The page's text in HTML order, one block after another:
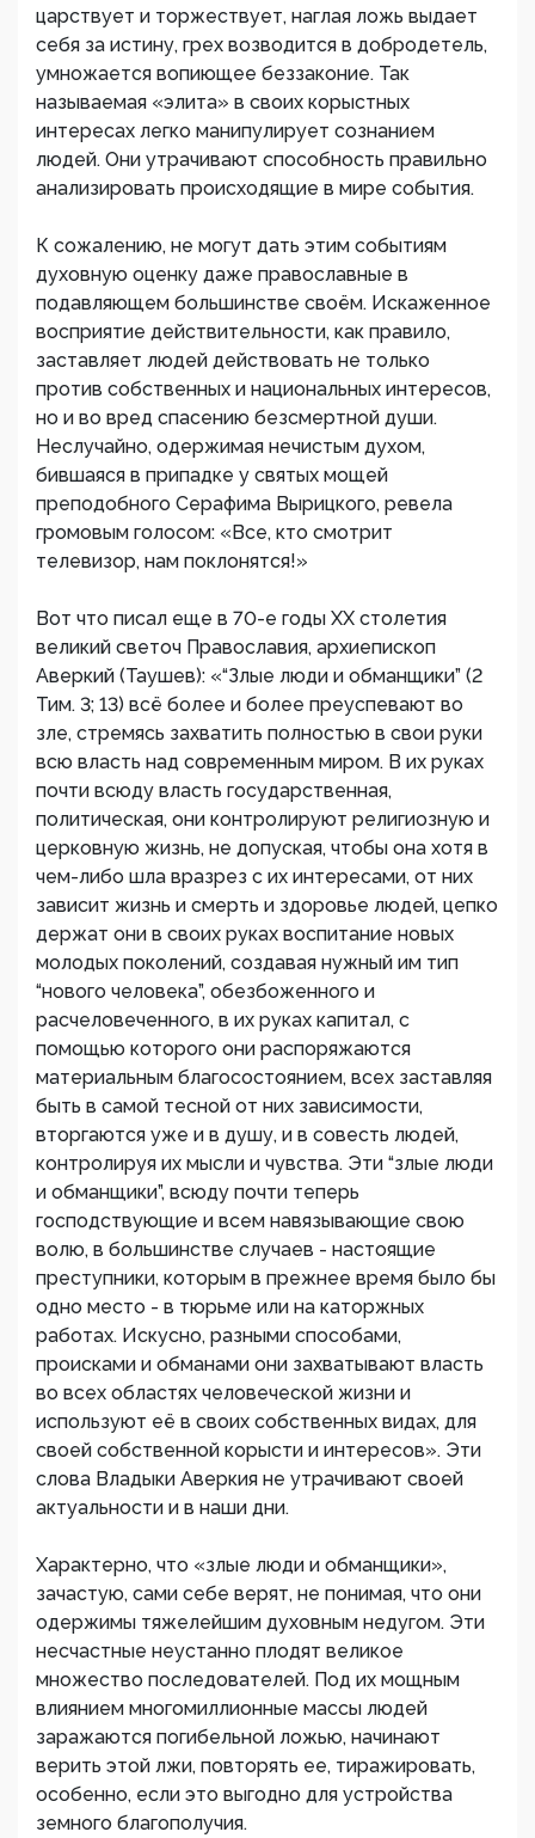
царствует и торжествует, наглая ложь выдает
себя за истину, грех возводится в добродетель,
умножается вопиющее беззаконие. Так
называемая «элита» в своих корыстных
интересах легко манипулирует сознанием
людей. Они утрачивают способность правильно
анализировать происходящие в мире события.
К сожалению, не могут дать этим событиям
духовную оценку даже православные в
подавляющем большинстве своём. Искаженное
восприятие действительности, как правило,
заставляет людей действовать не только
против собственных и национальных интересов,
но и во вред спасению безсмертной души.
Неслучайно, одержимая нечистым духом,
бившаяся в припадке у святых мощей
преподобного Серафима Вырицкого, ревела
громовым голосом: «Все, кто смотрит
телевизор, нам поклонятся!»
Вот что писал еще в 70-е годы ХХ столетия
великий светоч Православия, архиепископ
Аверкий (Таушев): «“Злые люди и обманщики” (2
Тим. 3; 13) всё более и более преуспевают во
зле, стремясь захватить полностью в свои руки
всю власть над современным миром. В их руках
почти всюду власть государственная,
политическая, они контролируют религиозную и
церковную жизнь, не допуская, чтобы она хотя в
чем-либо шла вразрез с их интересами, от них
зависит жизнь и смерть и здоровье людей, цепко
держат они в своих руках воспитание новых
молодых поколений, создавая нужный им тип
“нового человека”, обезбоженного и
расчеловеченного, в их руках капитал, с
помощью которого они распоряжаются
материальным благосостоянием, всех заставляя
быть в самой тесной от них зависимости,
вторгаются уже и в душу, и в совесть людей,
контролируя их мысли и чувства. Эти “злые люди
и обманщики”, всюду почти теперь
господствующие и всем навязывающие свою
волю, в большинстве случаев - настоящие
преступники, которым в прежнее время было бы
одно место - в тюрьме или на каторжных
работах. Искусно, разными способами,
происками и обманами они захватывают власть
во всех областях человеческой жизни и
используют её в своих собственных видах, для
своей собственной корысти и интересов». Эти
слова Владыки Аверкия не утрачивают своей
актуальности и в наши дни.
Характерно, что «злые люди и обманщики»,
зачастую, сами себе верят, не понимая, что они
одержимы тяжелейшим духовным недугом. Эти
несчастные неустанно плодят великое
множество последователей. Под их мощным
влиянием многомиллионные массы людей
заражаются погибельной ложью, начинают
верить этой лжи, повторять ее, тиражировать,
особенно, если это выгодно для устройства
земного благополучия.